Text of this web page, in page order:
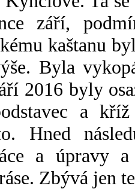
září,
kaštanu
Byla
2016 byly
a
Hned
a úpravy
Zbývá jen